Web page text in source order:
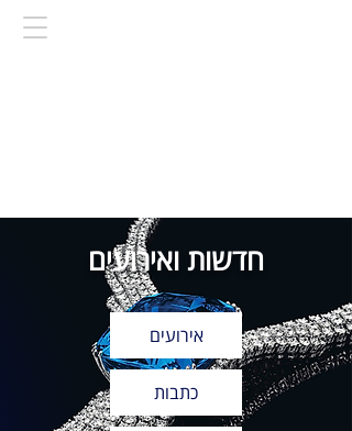
חדשות ואירועים
אירועים
כתבות